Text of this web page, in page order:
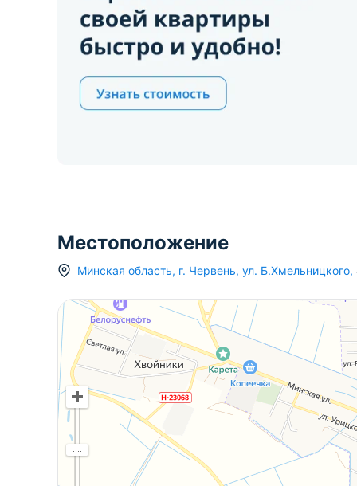
Местоположение
Минская область, г. Червень, ул. Б.Хмельницкого,